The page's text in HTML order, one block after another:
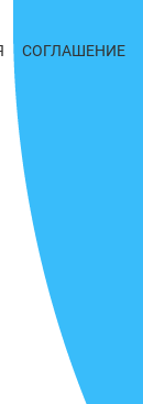
СОГЛАШЕНИЕ